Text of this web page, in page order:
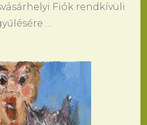
Fiók rendkívüli
…